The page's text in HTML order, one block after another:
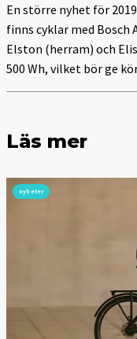
En större nyhet för
finns cyklar med
Elston (herram) och
500 Wh, vilket bör ge
Läs mer
nyheter